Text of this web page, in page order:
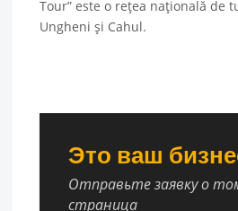
Tour” este o rețea națională de
Ungheni și Cahul.
Это ваш
Отправьте заявку о
страница